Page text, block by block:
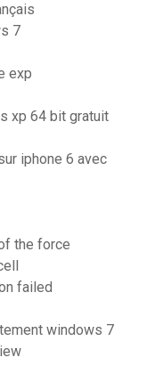
7
exp
xp 64 bit gratuit
iphone 6 avec
the force
failed
windows 7